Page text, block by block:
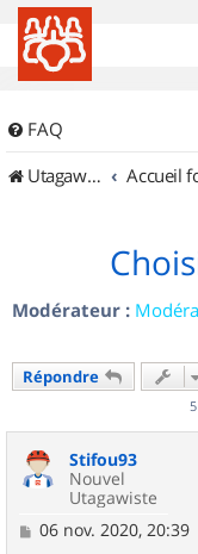
FAQ
UtagawaVTT (Randos VTT et VTTAE avec traces GPS)
Modérateur :
Répondre
Stifou93
Nouvel
Utagawiste
M
06 nov. 2020, 20:39